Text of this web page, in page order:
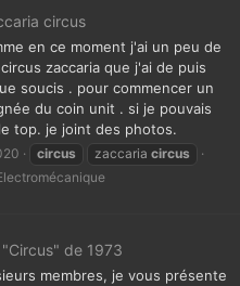
circus
en ce moment j'ai un peu de
zaccaria que j'ai de puis
soucis . pour commencer un
du coin unit . si je pouvais
top. je joint des photos.
circus zaccaria circus
de 1973
membres, je vous présente